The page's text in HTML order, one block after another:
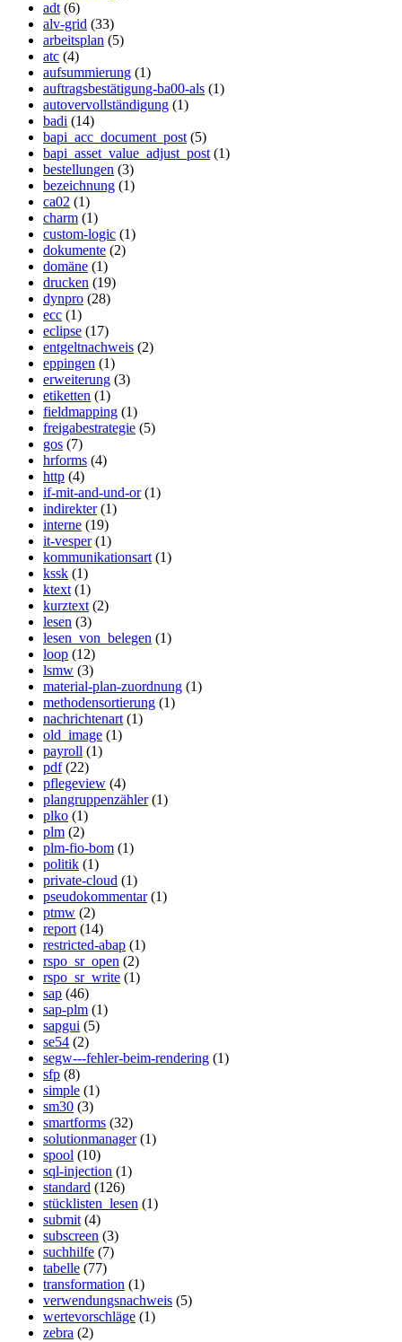
adt (6)
alv-grid (33)
arbeitsplan (5)
atc (4)
aufsummierung (1)
auftragsbestätigung-ba00-als (1)
autovervollständigung (1)
badi (14)
bapi_acc_document_post (5)
bapi_asset_value_adjust_post (1)
bestellungen (3)
bezeichnung (1)
ca02 (1)
charm (1)
custom-logic (1)
dokumente (2)
domäne (1)
drucken (19)
dynpro (28)
ecc (1)
eclipse (17)
entgeltnachweis (2)
eppingen (1)
erweiterung (3)
etiketten (1)
fieldmapping (1)
freigabestrategie (5)
gos (7)
hrforms (4)
http (4)
if-mit-and-und-or (1)
indirekter (1)
interne (19)
it-vesper (1)
kommunikationsart (1)
kssk (1)
ktext (1)
kurztext (2)
lesen (3)
lesen_von_belegen (1)
loop (12)
lsmw (3)
material-plan-zuordnung (1)
methodensortierung (1)
nachrichtenart (1)
old_image (1)
payroll (1)
pdf (22)
pflegeview (4)
plangruppenzähler (1)
plko (1)
plm (2)
plm-fio-bom (1)
politik (1)
private-cloud (1)
pseudokommentar (1)
ptmw (2)
report (14)
restricted-abap (1)
rspo_sr_open (2)
rspo_sr_write (1)
sap (46)
sap-plm (1)
sapgui (5)
se54 (2)
segw---fehler-beim-rendering (1)
sfp (8)
simple (1)
sm30 (3)
smartforms (32)
solutionmanager (1)
spool (10)
sql-injection (1)
standard (126)
stücklisten_lesen (1)
submit (4)
subscreen (3)
suchhilfe (7)
tabelle (77)
transformation (1)
verwendungsnachweis (5)
wertevorschläge (1)
zebra (2)